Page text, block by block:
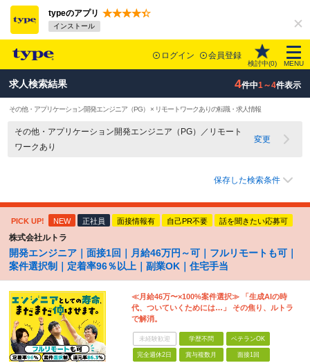
typeのアプリ
インストール
ログイン 会員登録
検討中(0) MENU
求人検索結果 4件中1～4件表示
その他・アプリケーション開発エンジニア（PG） × リモートワークありの転職・求人情報
その他・アプリケーション開発エンジニア（PG）／リモート
ワークあり
変更
保存した検索条件
PICK UP! NEW 正社員 面接情報有 自己PR不要 話を聞きたい応募可
株式会社ルトラ
開発エンジニア｜面接1回｜月給46万円～可｜フルリモートも可｜
案件選択制｜定着率96％以上｜副業OK｜住宅手当
≪月給46万〜×100%案件選択≫ 「生成AIの時
代、ついていくためには…」 その焦り、ルトラ
で解消。
未経験歓迎 学歴不問 ベテランOK
完全週休2日 賞与複数月 面接1回